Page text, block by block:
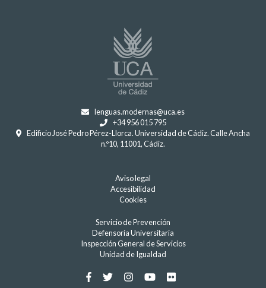
lenguas.modernas@uca.es
+34 956 015 795
Edificio José Pedro Pérez-Llorca. Universidad de Cádiz. Calle Ancha
n.º10, 11001, Cádiz.
Aviso legal
Accesibilidad
Cookies
Servicio de Prevención
Defensoría Universitaria
Inspección General de Servicios
Unidad de Igualdad